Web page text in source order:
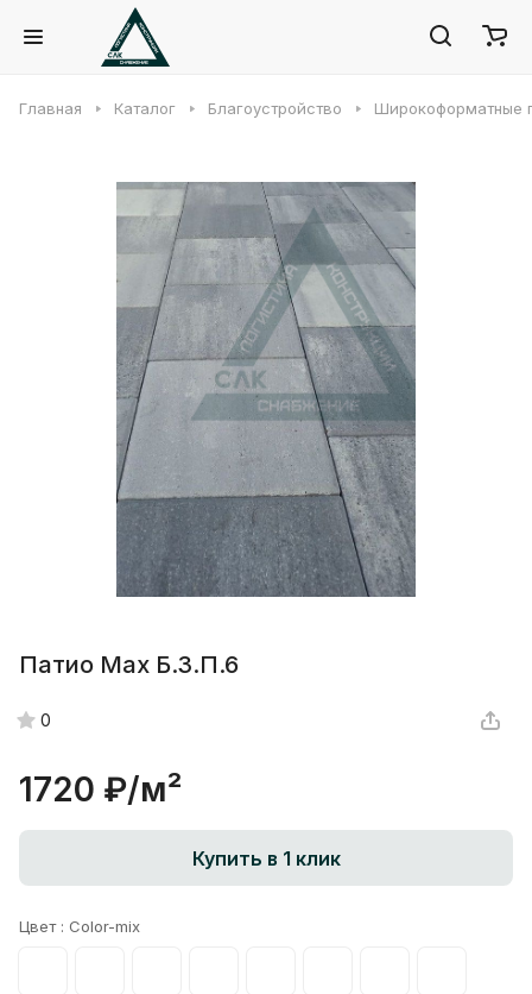
Главная Каталог Благоустройство Широкоформатные
Патио Max Б.3.П.6
0
1720 ₽/м²
Купить в 1 клик
Цвет : Color-mix